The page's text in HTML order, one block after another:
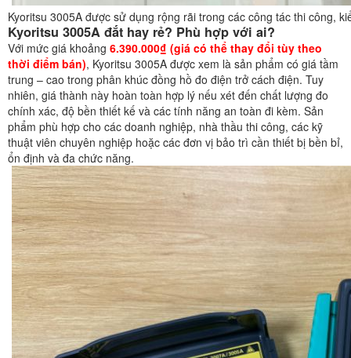
Kyoritsu 3005A được sử dụng rộng rãi trong các công tác thi công,
Kyoritsu 3005A đắt hay rẻ? Phù hợp với ai?
Với mức giá khoảng 6.390.000₫ (giá có thể thay đổi tùy theo
thời điểm bán), Kyoritsu 3005A được xem là sản phẩm có giá tầm
trung – cao trong phân khúc đồng hồ đo điện trở cách điện. Tuy
nhiên, giá thành này hoàn toàn hợp lý nếu xét đến chất lượng đo
chính xác, độ bền thiết kế và các tính năng an toàn đi kèm. Sản
phẩm phù hợp cho các doanh nghiệp, nhà thầu thi công, các kỹ
thuật viên chuyên nghiệp hoặc các đơn vị bảo trì cần thiết bị bền bỉ,
ổn định và đa chức năng.